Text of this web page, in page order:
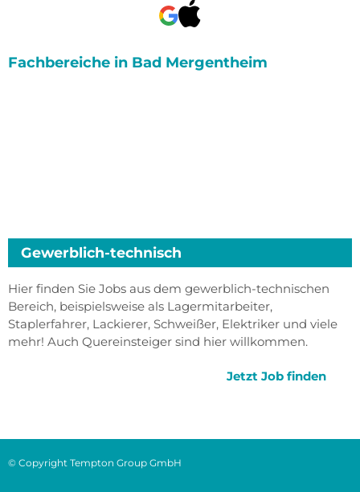
Fachbereiche in Bad Mergentheim
Gewerblich-technisch
Hier finden Sie Jobs aus dem gewerblich-technischen
Bereich, beispielsweise als Lagermitarbeiter,
Staplerfahrer, Lackierer, Schweißer, Elektriker und viele
mehr! Auch Quereinsteiger sind hier willkommen.
Jetzt Job finden
© Copyright Tempton Group GmbH